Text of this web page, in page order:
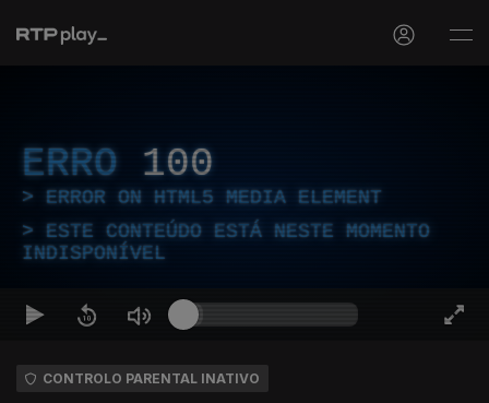
ERRO 100
ERROR ON HTML5 MEDIA ELEMENT
ESTE CONTEÚDO ESTÁ NESTE MOMENTO
INDISPONÍVEL
CONTROLO PARENTAL INATIVO